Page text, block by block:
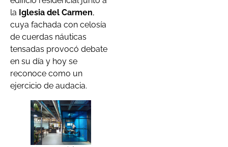
la Iglesia del Carmen,
cuya fachada con celosía
de cuerdas náuticas
tensadas provocó debate
en su día y hoy se
reconoce como un
ejercicio de audacia.